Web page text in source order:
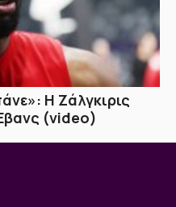
Η Ζάλγκιρις
(video)